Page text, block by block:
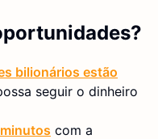
bilionários estão
seguir o dinheiro
com a